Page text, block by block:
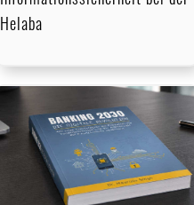
Helaba